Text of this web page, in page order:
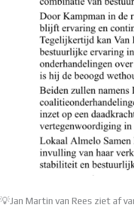
💡Jan Martin van Rees ziet af